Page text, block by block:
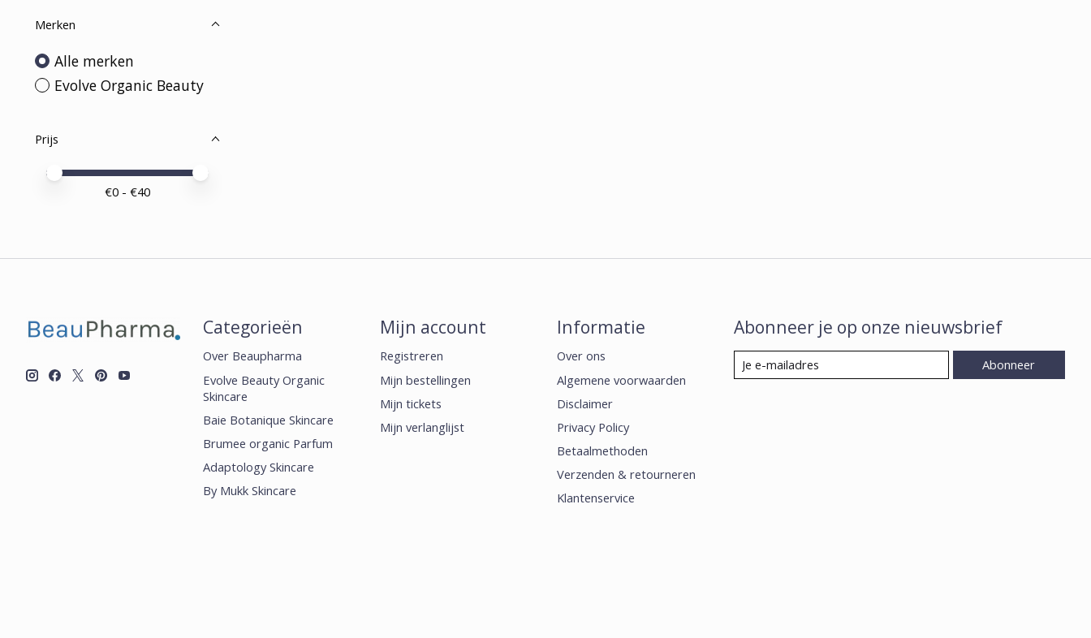
Merken
Alle merken
Evolve Organic Beauty
Prijs
Minimale prijswaarde
Price maximum value
€0 - €40
Categorieën
Over Beaupharma
Evolve Beauty Organic
Skincare
Baie Botanique Skincare
Brumee organic Parfum
Adaptology Skincare
By Mukk Skincare
Mijn account
Registreren
Mijn bestellingen
Mijn tickets
Mijn verlanglijst
Informatie
Over ons
Algemene voorwaarden
Disclaimer
Privacy Policy
Betaalmethoden
Verzenden & retourneren
Klantenservice
Abonneer je op onze nieuwsbrief
Abonneer